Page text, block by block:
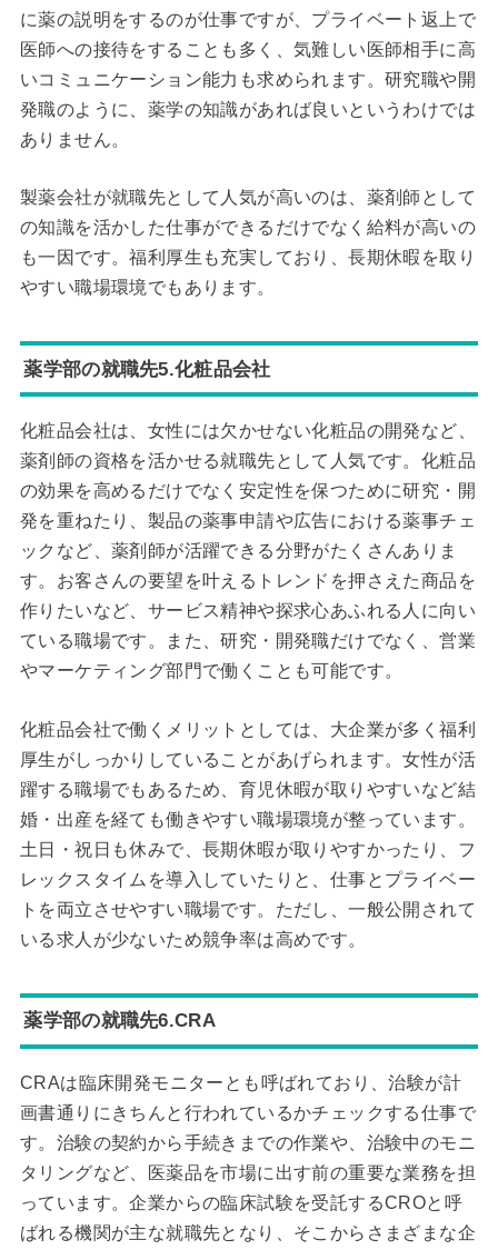
に薬の説明をするのが仕事ですが、プライベート返上で
医師への接待をすることも多く、気難しい医師相手に高
いコミュニケーション能力も求められます。研究職や開
発職のように、薬学の知識があれば良いというわけでは
ありません。
製薬会社が就職先として人気が高いのは、薬剤師として
の知識を活かした仕事ができるだけでなく給料が高いの
も一因です。福利厚生も充実しており、長期休暇を取り
やすい職場環境でもあります。
薬学部の就職先5.化粧品会社
化粧品会社は、女性には欠かせない化粧品の開発など、
薬剤師の資格を活かせる就職先として人気です。化粧品
の効果を高めるだけでなく安定性を保つために研究・開
発を重ねたり、製品の薬事申請や広告における薬事チェ
ックなど、薬剤師が活躍できる分野がたくさんありま
す。お客さんの要望を叶えるトレンドを押さえた商品を
作りたいなど、サービス精神や探求心あふれる人に向い
ている職場です。また、研究・開発職だけでなく、営業
やマーケティング部門で働くことも可能です。
化粧品会社で働くメリットとしては、大企業が多く福利
厚生がしっかりしていることがあげられます。女性が活
躍する職場でもあるため、育児休暇が取りやすいなど結
婚・出産を経ても働きやすい職場環境が整っています。
土日・祝日も休みで、長期休暇が取りやすかったり、フ
レックスタイムを導入していたりと、仕事とプライベー
トを両立させやすい職場です。ただし、一般公開されて
いる求人が少ないため競争率は高めです。
薬学部の就職先6.CRA
CRAは臨床開発モニターとも呼ばれており、治験が計
画書通りにきちんと行われているかチェックする仕事で
す。治験の契約から手続きまでの作業や、治験中のモニ
タリングなど、医薬品を市場に出す前の重要な業務を担
っています。企業からの臨床試験を受託するCROと呼
ばれる機関が主な就職先となり、そこからさまざまな企